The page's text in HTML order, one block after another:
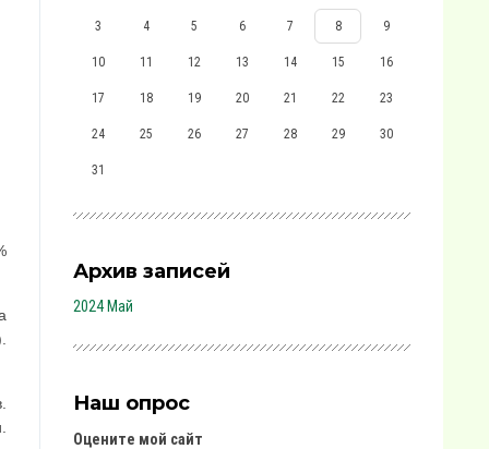
3 4 5 6 7 8 9
10 11 12 13 14 15 16
17 18 19 20 21 22 23
24 25 26 27 28 29 30
31
Архив записей
2024 Май
Наш опрос
Оцените мой сайт